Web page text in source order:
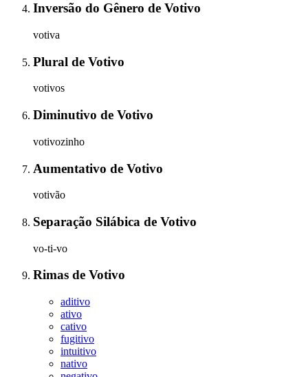
Inversão do Gênero de Votivo
votiva
Plural de Votivo
votivos
Diminutivo de Votivo
votivozinho
Aumentativo de Votivo
votivão
Separação Silábica de Votivo
vo-ti-vo
Rimas de Votivo
aditivo
ativo
cativo
fugitivo
intuitivo
nativo